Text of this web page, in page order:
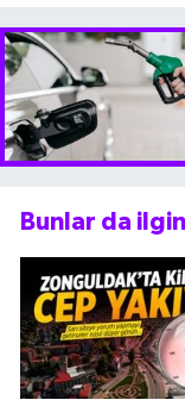
Bunlar da